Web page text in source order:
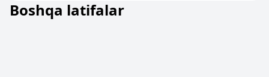
Boshqa latifalar